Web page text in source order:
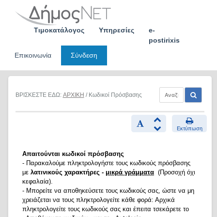
Τιμοκατάλογος Υπηρεσίες
e-
postirixis
Επικοινωνία
Σύνδεση
ΒΡΙΣΚΕΣΤΕ ΕΔΩ: ΑΡΧΙΚΗ / Κωδικοί Πρόσβασης
Εκτύπωση
Απαιτούνται κωδικοί πρόσβασης
- Παρακαλούμε πληκτρολογήστε τους κωδικούς πρόσβασης
με λατινικούς χαρακτήρες - μικρά γράμματα (Προσοχή όχι
κεφαλαία).
- Μπορείτε να αποθηκεύσετε τους κωδικούς σας, ώστε να μη
χρειάζεται να τους πληκτρολογείτε κάθε φορά: Αρχικά
πληκτρολογείτε τους κωδικούς σας και έπειτα τσεκάρετε το